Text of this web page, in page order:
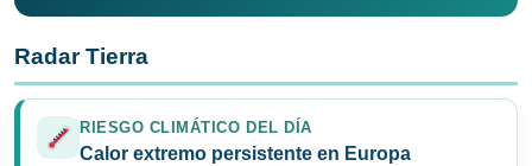
Radar Tierra
RIESGO CLIMÁTICO DEL DÍA
Calor extremo persistente en Europa